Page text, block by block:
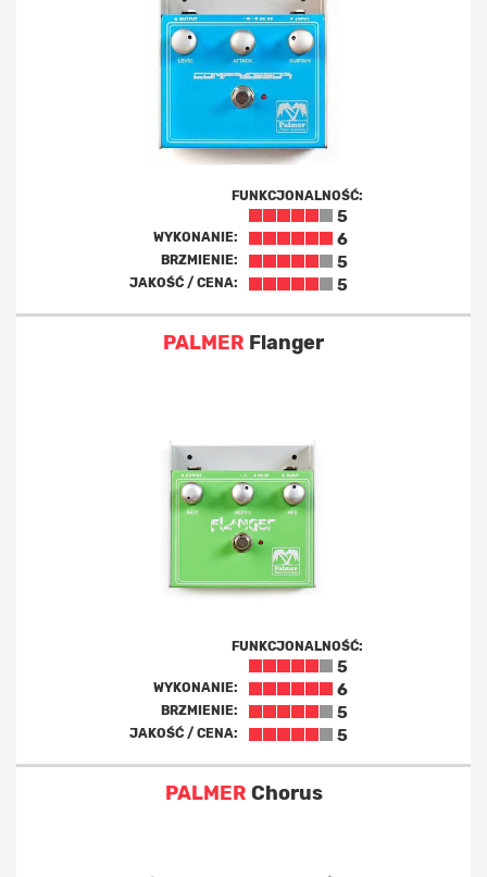
FUNKCJONALNOŚĆ:
5
WYKONANIE: 6
BRZMIENIE: 5
JAKOŚĆ / CENA: 5
PALMER Flanger
FUNKCJONALNOŚĆ:
5
WYKONANIE: 6
BRZMIENIE: 5
JAKOŚĆ / CENA: 5
PALMER Chorus